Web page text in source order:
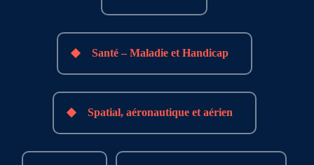
Santé – Maladie et Handicap
Spatial, aéronautique et aérien